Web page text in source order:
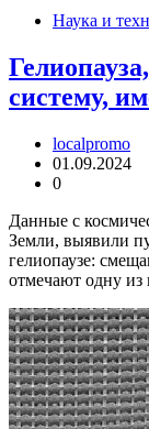
Наука и
систему,
localpromo
01.09.2024
0
Данные с
Земли, выявили
гелиопаузе:
отмечают одну